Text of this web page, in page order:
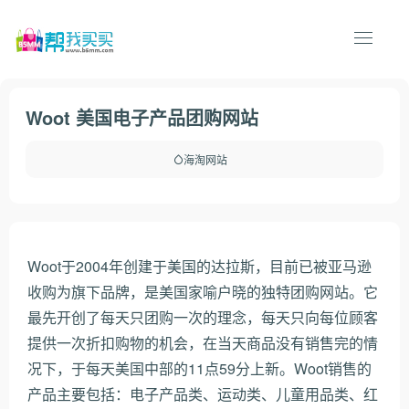
Woot 美国电子产品团购网站
海淘网站
Woot于2004年创建于美国的达拉斯，目前已被亚马逊
收购为旗下品牌，是美国家喻户晓的独特团购网站。它
最先开创了每天只团购一次的理念，每天只向每位顾客
提供一次折扣购物的机会，在当天商品没有销售完的情
况下，于每天美国中部的11点59分上新。Woot销售的
产品主要包括：电子产品类、运动类、儿童用品类、红